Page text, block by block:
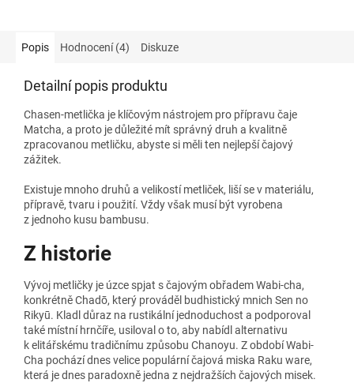
Popis Hodnocení (4) Diskuze
Detailní popis produktu
Chasen-metlička je klíčovým nástrojem pro přípravu čaje
Matcha, a proto je důležité mít správný druh a kvalitně
zpracovanou metličku, abyste si měli ten nejlepší čajový
zážitek.
Existuje mnoho druhů a velikostí metliček, liší se v materiálu,
přípravě, tvaru i použití. Vždy však musí být vyrobena
z jednoho kusu bambusu.
Z historie
Vývoj metličky je úzce spjat s čajovým obřadem Wabi-cha,
konkrétně Chadō, který prováděl budhistický mnich Sen no
Rikyū. Kladl důraz na rustikální jednoduchost a podporoval
také místní hrnčíře, usiloval o to, aby nabídl alternativu
k elitářskému tradičnímu způsobu Chanoyu. Z období Wabi-
Cha pochází dnes velice populární čajová miska Raku ware,
která je dnes paradoxně jedna z nejdražších čajových misek.